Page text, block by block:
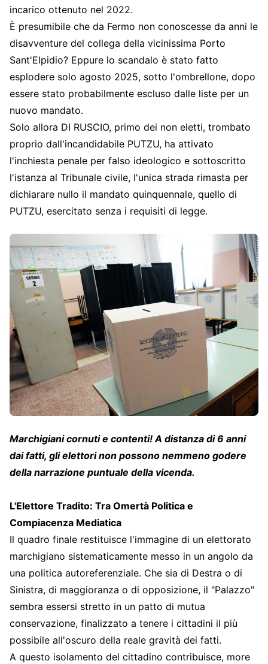
incarico ottenuto nel 2022.
È presumibile che da Fermo non conoscesse da anni le
disavventure del collega della vicinissima Porto
Sant'Elpidio? Eppure lo scandalo è stato fatto
esplodere solo agosto 2025, sotto l'ombrellone, dopo
essere stato probabilmente escluso dalle liste per un
nuovo mandato.
Solo allora DI RUSCIO, primo dei non eletti, trombato
proprio dall'incandidabile PUTZU, ha attivato
l'inchiesta penale per falso ideologico e sottoscritto
l'istanza al Tribunale civile, l'unica strada rimasta per
dichiarare nullo il mandato quinquennale, quello di
PUTZU, esercitato senza i requisiti di legge.
Marchigiani cornuti e contenti! A distanza di 6 anni
dai fatti, gli elettori non possono nemmeno godere
della narrazione puntuale della vicenda.
L'Elettore Tradito: Tra Omertà Politica e
Compiacenza Mediatica
Il quadro finale restituisce l'immagine di un elettorato
marchigiano sistematicamente messo in un angolo da
una politica autoreferenziale. Che sia di Destra o di
Sinistra, di maggioranza o di opposizione, il "Palazzo"
sembra essersi stretto in un patto di mutua
conservazione, finalizzato a tenere i cittadini il più
possibile all'oscuro della reale gravità dei fatti.
A questo isolamento del cittadino contribuisce, more